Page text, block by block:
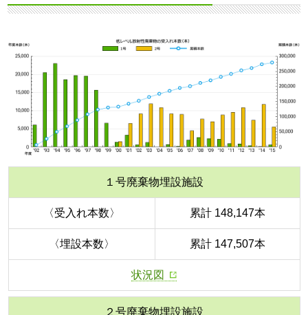
１号廃棄物埋設施設
〈受入れ本数〉 累計 148,147本
〈埋設本数〉 累計 147,507本
状況図
２号廃棄物埋設施設